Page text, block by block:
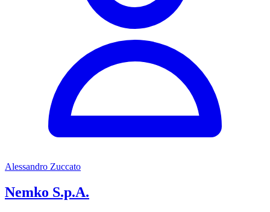
Alessandro Zuccato
Nemko S.p.A.